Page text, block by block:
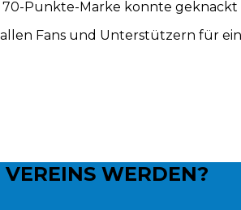
70-Punkte-Marke konnte geknackt
Fans und Unterstützern für
WERDEN?